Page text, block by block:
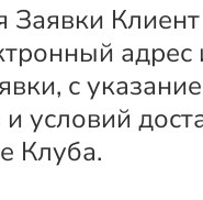
с
условий
Клуба.